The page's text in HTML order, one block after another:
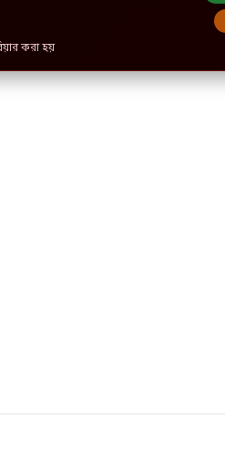
করা হয়